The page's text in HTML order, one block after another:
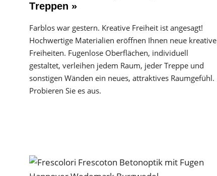
Treppen »
Farblos war gestern. Kreative Freiheit ist angesagt!
Hochwertige Materialien eröffnen Ihnen neue kreative
Freiheiten. Fugenlose Oberflächen, individuell
gestaltet, verleihen jedem Raum, jeder Treppe und
sonstigen Wänden ein neues, attraktives Raumgefühl.
Probieren Sie es aus.